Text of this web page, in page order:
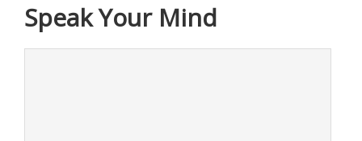
Speak Your Mind